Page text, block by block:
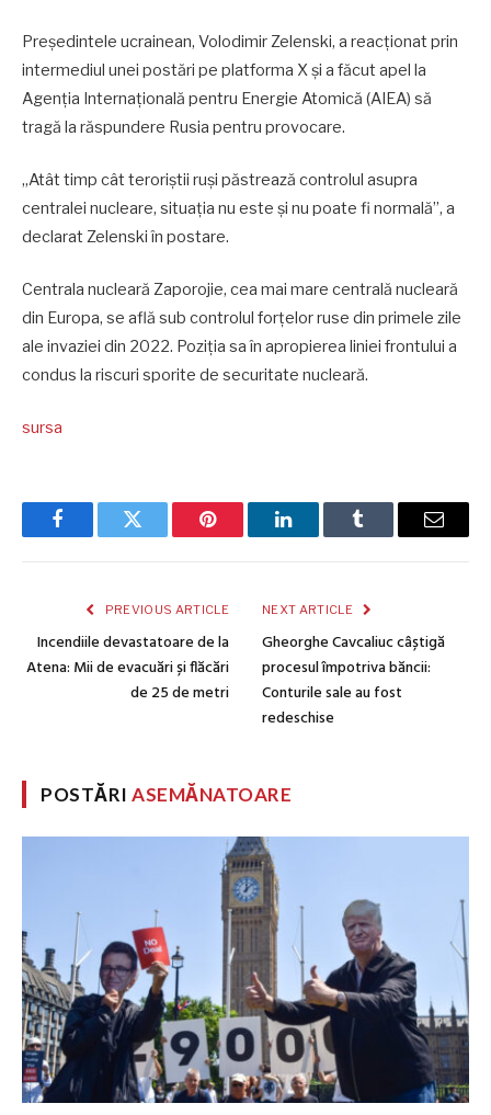
Președintele ucrainean, Volodimir Zelenski, a reacționat prin
intermediul unei postări pe platforma X și a făcut apel la
Agenția Internațională pentru Energie Atomică (AIEA) să
tragă la răspundere Rusia pentru provocare.
„Atât timp cât teroriștii ruși păstrează controlul asupra
centralei nucleare, situația nu este și nu poate fi normală”, a
declarat Zelenski în postare.
Centrala nucleară Zaporojie, cea mai mare centrală nucleară
din Europa, se află sub controlul forțelor ruse din primele zile
ale invaziei din 2022. Poziția sa în apropierea liniei frontului a
condus la riscuri sporite de securitate nucleară.
sursa
FacebookTwitter Pinterest LinkedInTumblr Email
PREVIOUS ARTICLE
Incendiile devastatoare de la
Atena: Mii de evacuări și flăcări
de 25 de metri
NEXT ARTICLE
Gheorghe Cavcaliuc câștigă
procesul împotriva băncii:
Conturile sale au fost
redeschise
POSTĂRIASEMĂNATOARE